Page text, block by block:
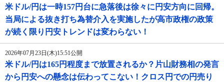
米ドル/円は一時157円台に急落後は徐々に円安方向に回帰。
当局による抜き打ち為替介入を実施したが高市政権の政策
が続く限り円安トレンドは変わらない！
2026年07月23日(木)15:51公開
米ドル/円は165円程度まで放置されるか？片山財務相の発言
から円安への懸念は伝わってこない！クロス円での円売り